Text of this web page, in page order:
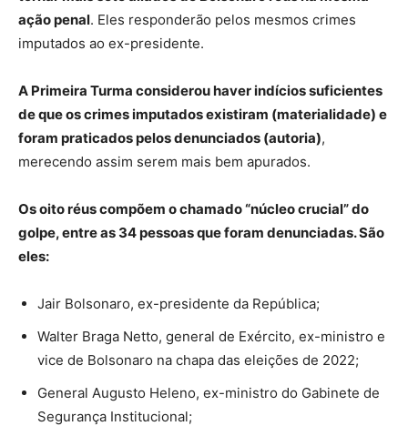
ação penal. Eles responderão pelos mesmos crimes
imputados ao ex-presidente.
A Primeira Turma considerou haver indícios suficientes
de que os crimes imputados existiram (materialidade) e
foram praticados pelos denunciados (autoria),
merecendo assim serem mais bem apurados.
Os oito réus compõem o chamado “núcleo crucial” do
golpe, entre as 34 pessoas que foram denunciadas. São
eles:
Jair Bolsonaro, ex-presidente da República;
Walter Braga Netto, general de Exército, ex-ministro e
vice de Bolsonaro na chapa das eleições de 2022;
General Augusto Heleno, ex-ministro do Gabinete de
Segurança Institucional;